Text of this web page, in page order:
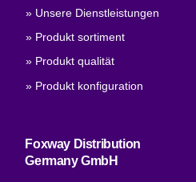
» Unsere Dienstleistungen
» Produkt sortiment
» Produkt qualität
» Produkt konfiguration
Foxway Distribution
Germany GmbH